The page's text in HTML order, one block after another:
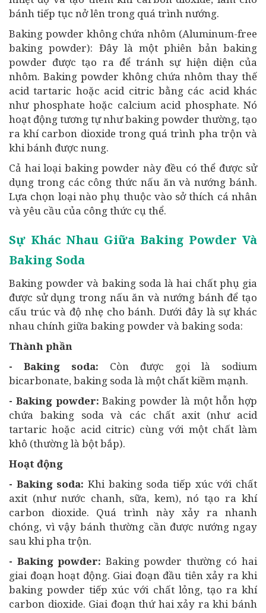
bánh tiếp tục nở lên trong quá trình nướng.
Baking powder không chứa nhôm (Aluminum-free
baking powder): Đây là một phiên bản baking
powder được tạo ra để tránh sự hiện diện của
nhôm. Baking powder không chứa nhôm thay thế
acid tartaric hoặc acid citric bằng các acid khác
như phosphate hoặc calcium acid phosphate. Nó
hoạt động tương tự như baking powder thường, tạo
ra khí carbon dioxide trong quá trình pha trộn và
khi bánh được nung.
Cả hai loại baking powder này đều có thể được sử
dụng trong các công thức nấu ăn và nướng bánh.
Lựa chọn loại nào phụ thuộc vào sở thích cá nhân
và yêu cầu của công thức cụ thể.
Sự Khác Nhau Giữa Baking Powder Và
Baking Soda
Baking powder và baking soda là hai chất phụ gia
được sử dụng trong nấu ăn và nướng bánh để tạo
cấu trúc và độ nhẹ cho bánh. Dưới đây là sự khác
nhau chính giữa baking powder và baking soda:
Thành phần
- Baking soda: Còn được gọi là sodium
bicarbonate, baking soda là một chất kiềm mạnh.
- Baking powder:Baking powder là một hỗn hợp
chứa baking soda và các chất axit (như acid
tartaric hoặc acid citric) cùng với một chất làm
khô (thường là bột bắp).
Hoạt động
- Baking soda: Khi baking soda tiếp xúc với chất
axit (như nước chanh, sữa, kem), nó tạo ra khí
carbon dioxide. Quá trình này xảy ra nhanh
chóng, vì vậy bánh thường cần được nướng ngay
sau khi pha trộn.
- Baking powder: Baking powder thường có hai
giai đoạn hoạt động. Giai đoạn đầu tiên xảy ra khi
baking powder tiếp xúc với chất lỏng, tạo ra khí
carbon dioxide. Giai đoạn thứ hai xảy ra khi bánh